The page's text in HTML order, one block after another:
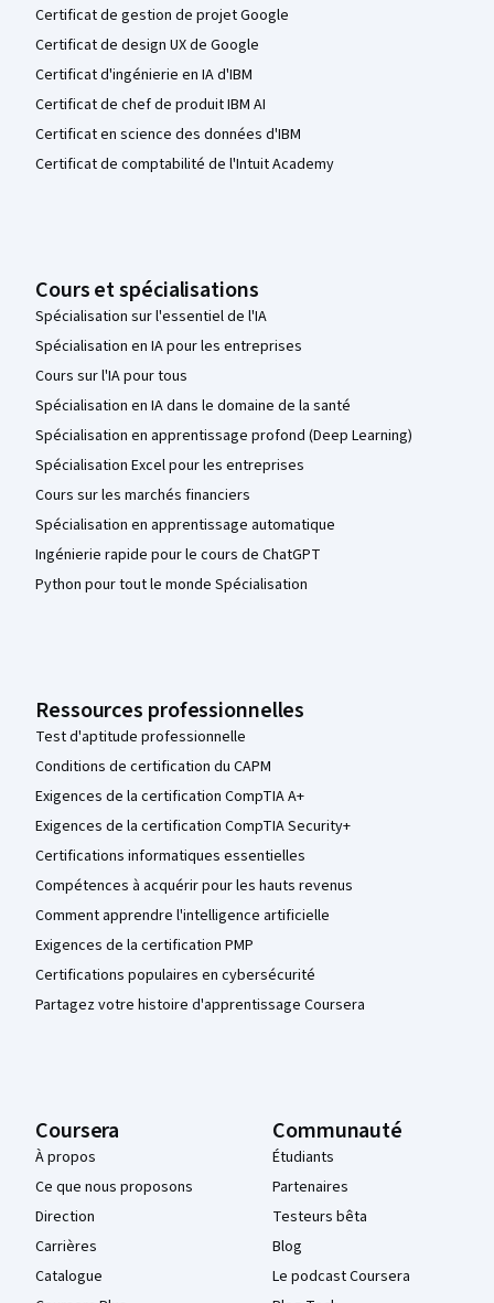
Certificat de gestion de projet Google
Certificat de design UX de Google
Certificat d'ingénierie en IA d'IBM
Certificat de chef de produit IBM AI
Certificat en science des données d'IBM
Certificat de comptabilité de l'Intuit Academy
Cours et spécialisations
Spécialisation sur l'essentiel de l'IA
Spécialisation en IA pour les entreprises
Cours sur l'IA pour tous
Spécialisation en IA dans le domaine de la santé
Spécialisation en apprentissage profond (Deep Learning)
Spécialisation Excel pour les entreprises
Cours sur les marchés financiers
Spécialisation en apprentissage automatique
Ingénierie rapide pour le cours de ChatGPT
Python pour tout le monde Spécialisation
Ressources professionnelles
Test d'aptitude professionnelle
Conditions de certification du CAPM
Exigences de la certification CompTIA A+
Exigences de la certification CompTIA Security+
Certifications informatiques essentielles
Compétences à acquérir pour les hauts revenus
Comment apprendre l'intelligence artificielle
Exigences de la certification PMP
Certifications populaires en cybersécurité
Partagez votre histoire d'apprentissage Coursera
Coursera
À propos
Ce que nous proposons
Direction
Carrières
Catalogue
Communauté
Étudiants
Partenaires
Testeurs bêta
Blog
Le podcast Coursera